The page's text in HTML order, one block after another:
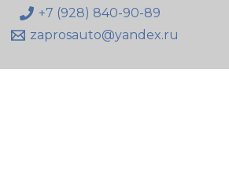
+7 (928) 840-90-89
zaprosauto@yandex.ru